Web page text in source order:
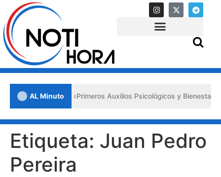
AL Minuto
Lara impulsa los «Primeros Auxilios Psicológicos y Bienestar
Etiqueta: Juan Pedro
Pereira